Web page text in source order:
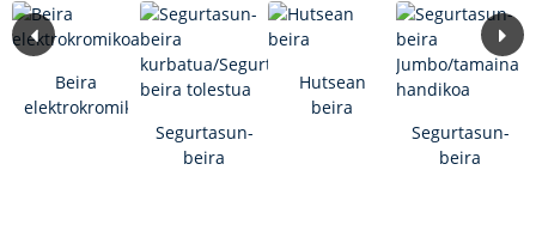
Beira
elektrokromikoa
Segurtasun-
beira
Hutsean
beira
Segurtasun-
beira